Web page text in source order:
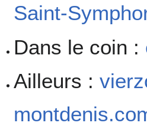
Saint-
Dans le coin :
Ailleurs :